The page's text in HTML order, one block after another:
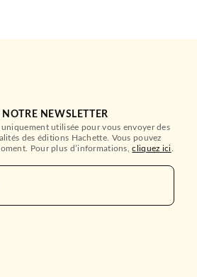
NEWSLETTER
uniquement utilisée pour vous envoyer des
des éditions Hachette. Vous pouvez
Pour plus d’informations,cliquez ici